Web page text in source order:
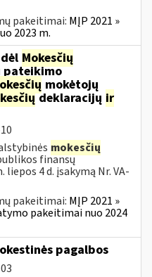
pakeitimai: MĮP 2021 »
2023 m.
Mokesčių
pateikimo
mokėtojų
deklaracijų ir
mokesčių
finansų
4 d. įsakymą Nr. VA-
pakeitimai: MĮP 2021 »
pakeitimai nuo 2024
pagalbos